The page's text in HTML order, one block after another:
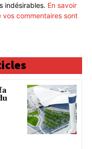
indésirables. En savoir
commentaires sont